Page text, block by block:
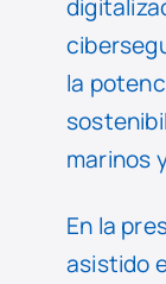
la
marinos
En la
asistido